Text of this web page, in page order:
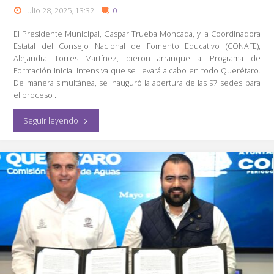
julio 28, 2025, 13:32 0
El Presidente Municipal, Gaspar Trueba Moncada, y la Coordinadora
Estatal del Consejo Nacional de Fomento Educativo (CONAFE),
Alejandra Torres Martínez, dieron arranque al Programa de
Formación Inicial Intensiva que se llevará a cabo en todo Querétaro.
De manera simultánea, se inauguró la apertura de las 97 sedes para
el proceso …
Seguir leyendo"Arranca
Colón
el
Programa
Formación